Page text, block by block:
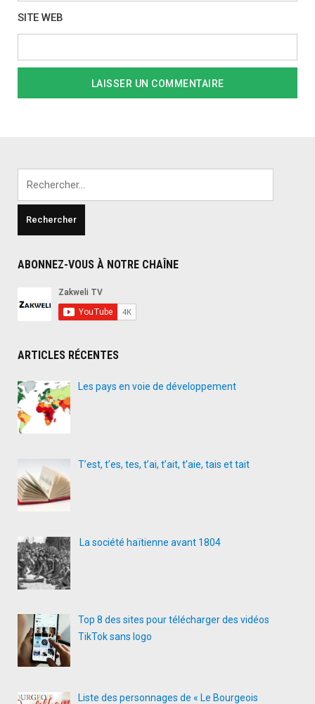
SITE WEB
ABONNEZ-VOUS À NOTRE CHAÎNE
ARTICLES RÉCENTES
Les pays en voie de développement
T’est, t’es, tes, t’ai, t’ait, t’aie, tais et tait
La société haïtienne avant 1804
Top 8 des sites pour télécharger des vidéos
TikTok sans logo
Liste des personnages de « Le Bourgeois